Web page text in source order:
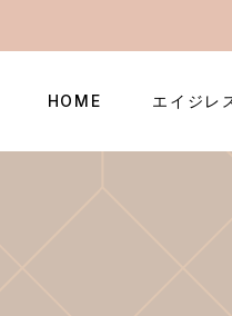
HOME エイジレ